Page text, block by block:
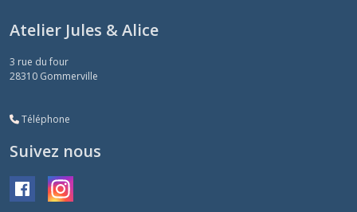
Atelier Jules & Alice
3 rue du four
28310 Gommerville
Téléphone
Suivez nous